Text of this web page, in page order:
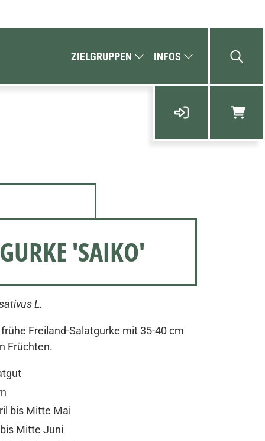
ZIELGRUPPEN INFOS
'SAIKO'
L.
Freiland-Salatgurke mit 35-40 cm
Früchten.
bis Mitte Mai
Mitte Juni